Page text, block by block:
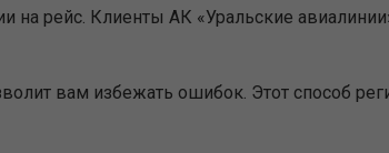
на рейс. Клиенты АК «Уральские
вам избежать ошибок. Этот способ